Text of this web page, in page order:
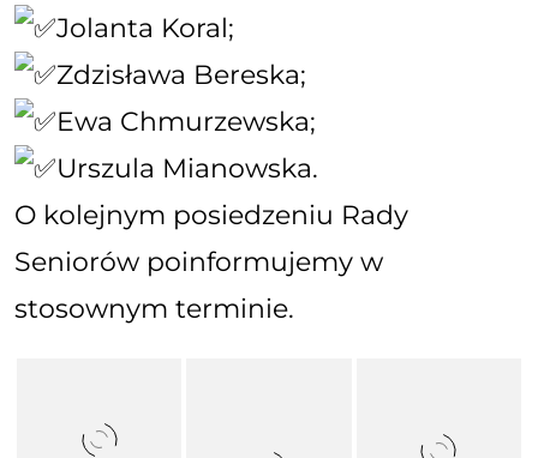
Jolanta Koral;
Zdzisława Bereska;
Ewa Chmurzewska;
Urszula Mianowska.
O kolejnym posiedzeniu Rady
Seniorów poinformujemy w
stosownym terminie.